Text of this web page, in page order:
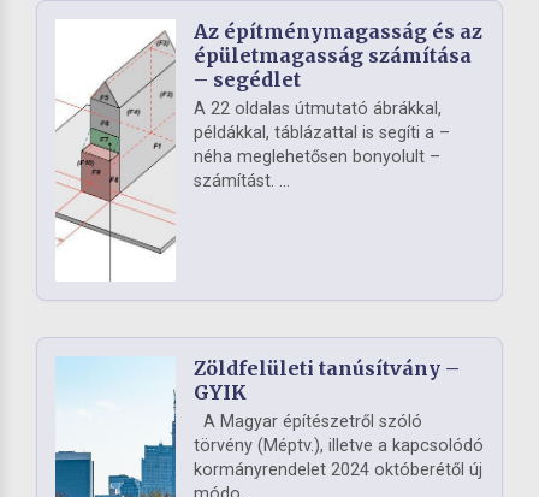
Az építménymagasság és az
épületmagasság számítása
– segédlet
A 22 oldalas útmutató ábrákkal,
példákkal, táblázattal is segíti a –
néha meglehetősen bonyolult –
számítást. ...
Zöldfelületi tanúsítvány –
GYIK
A Magyar építészetről szóló
törvény (Méptv.), illetve a kapcsolódó
kormányrendelet 2024 októberétől új